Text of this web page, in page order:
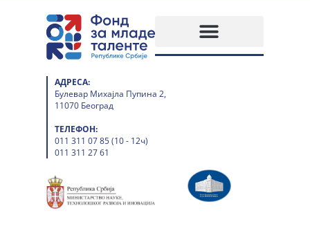
АДРЕСА:
Булевар Михајла Пупина 2,
11070 Београд
ТЕЛЕФОН:
011 311 07 85 (10 - 12ч)
011 311 27 61